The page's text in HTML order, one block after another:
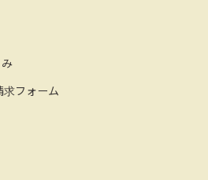
求フォーム